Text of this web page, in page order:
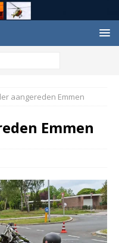
aangereden Emmen
Emmen